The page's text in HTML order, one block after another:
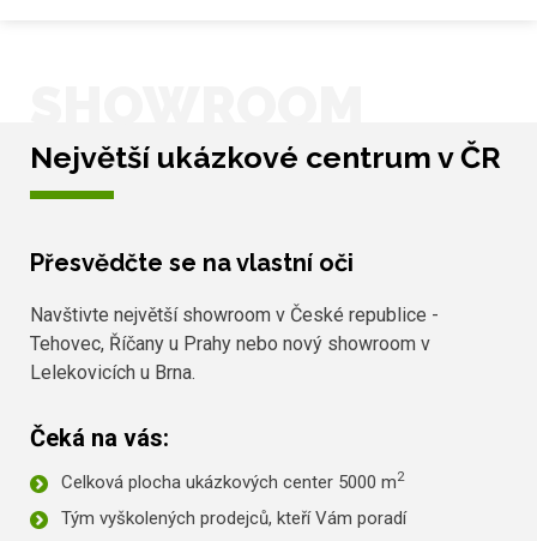
Největší ukázkové centrum v ČR
Přesvědčte se na vlastní oči
Navštivte největší showroom v České republice -
Tehovec, Říčany u Prahy nebo nový showroom v
Lelekovicích u Brna.
Čeká na vás:
Celková plocha ukázkových center 5000 m2
Tým vyškolených prodejců, kteří Vám poradí